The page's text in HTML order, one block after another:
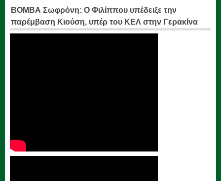
ΒΟΜΒΑ Σωφρόνη: Ο Φιλίππου υπέδειξε την
παρέμβαση Κιούση, υπέρ του ΚΕΛ στην Γερακίνα